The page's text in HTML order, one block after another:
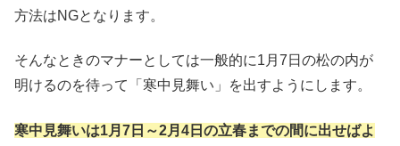
方法はNGとなります。
そんなときのマナーとしては一般的に1月7日の松の内が
明けるのを待って「寒中見舞い」を出すようにします。
寒中見舞いは1月7日～2月4日の立春までの間に出せばよ